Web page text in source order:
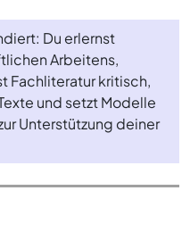
Du erlernst
Arbeitens,
Fachliteratur kritisch,
und setzt Modelle
Unterstützung deiner